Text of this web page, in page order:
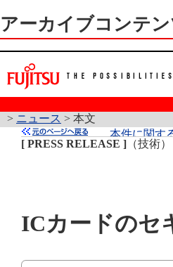
アーカイブコンテン
> ニュース > 本文
[ PRESS RELEASE ] （技術）
ICカードのセ